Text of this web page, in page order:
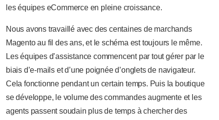
les équipes eCommerce en pleine croissance.
Nous avons travaillé avec des centaines de marchands
Magento au fil des ans, et le schéma est toujours le même.
Les équipes d’assistance commencent par tout gérer par le
biais d’e-mails et d’une poignée d’onglets de navigateur.
Cela fonctionne pendant un certain temps. Puis la boutique
se développe, le volume des commandes augmente et les
agents passent soudain plus de temps à chercher des